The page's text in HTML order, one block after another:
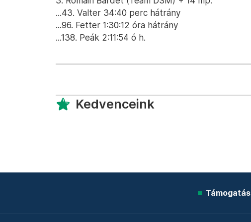
...43. Valter 34:40 perc hátrány
...96. Fetter 1:30:12 óra hátrány
...138. Peák 2:11:54 ó h.
Kedvenceink
Támogatás